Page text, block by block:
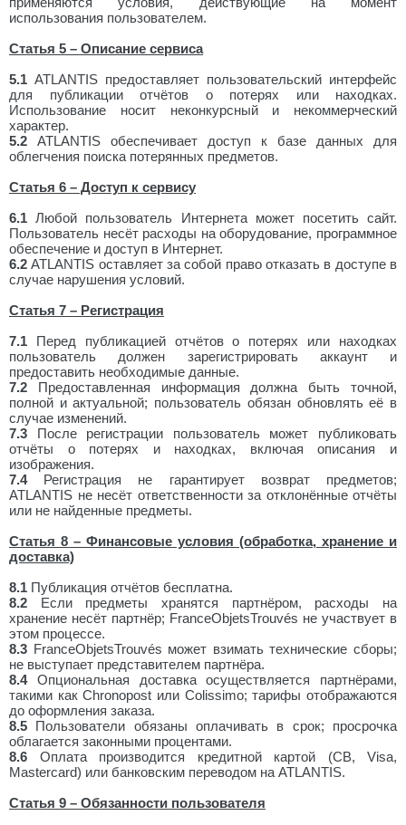
использования пользователем.
Статья 5 – Описание сервиса
5.1 ATLANTIS предоставляет пользовательский интерфейс
для публикации отчётов о потерях или находках.
Использование носит неконкурсный и некоммерческий
характер.
5.2 ATLANTIS обеспечивает доступ к базе данных для
облегчения поиска потерянных предметов.
Статья 6 – Доступ к сервису
6.1 Любой пользователь Интернета может посетить сайт.
Пользователь несёт расходы на оборудование, программное
обеспечение и доступ в Интернет.
6.2 ATLANTIS оставляет за собой право отказать в доступе в
случае нарушения условий.
Статья 7 – Регистрация
7.1 Перед публикацией отчётов о потерях или находках
пользователь должен зарегистрировать аккаунт и
предоставить необходимые данные.
7.2 Предоставленная информация должна быть точной,
полной и актуальной; пользователь обязан обновлять её в
случае изменений.
7.3 После регистрации пользователь может публиковать
отчёты о потерях и находках, включая описания и
изображения.
7.4Регистрация не гарантирует возврат предметов;
ATLANTIS не несёт ответственности за отклонённые отчёты
или не найденные предметы.
Статья 8 – Финансовые условия (обработка, хранение и
доставка)
8.1 Публикация отчётов бесплатна.
8.2 Если предметы хранятся партнёром, расходы на
хранение несёт партнёр; FranceObjetsTrouvés не участвует в
этом процессе.
8.3 FranceObjetsTrouvés может взимать технические сборы;
не выступает представителем партнёра.
8.4Опциональная доставка осуществляется партнёрами,
такими как Chronopost или Colissimo; тарифы отображаются
до оформления заказа.
8.5 Пользователи обязаны оплачивать в срок; просрочка
облагается законными процентами.
8.6 Оплата производится кредитной картой (CB, Visa,
Mastercard) или банковским переводом на ATLANTIS.
Статья 9 – Обязанности пользователя